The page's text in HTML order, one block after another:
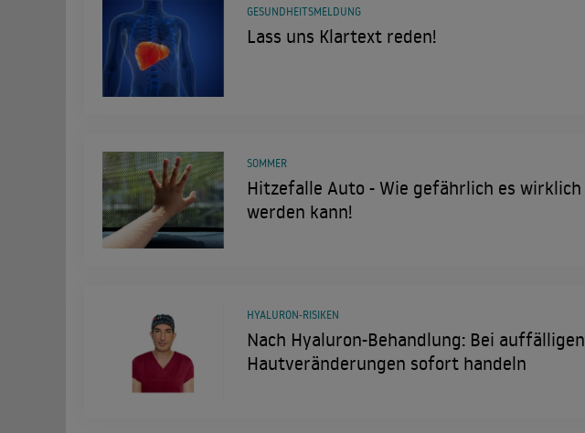
Lass uns Klartext reden!
GESUNDHEITSMELDUNG
Hitzefalle Auto - Wie gefährlich es wirklich
werden kann!
SOMMER
Nach Hyaluron-Behandlung: Bei auffälligen
Hautveränderungen sofort handeln
HYALURON-RISIKEN